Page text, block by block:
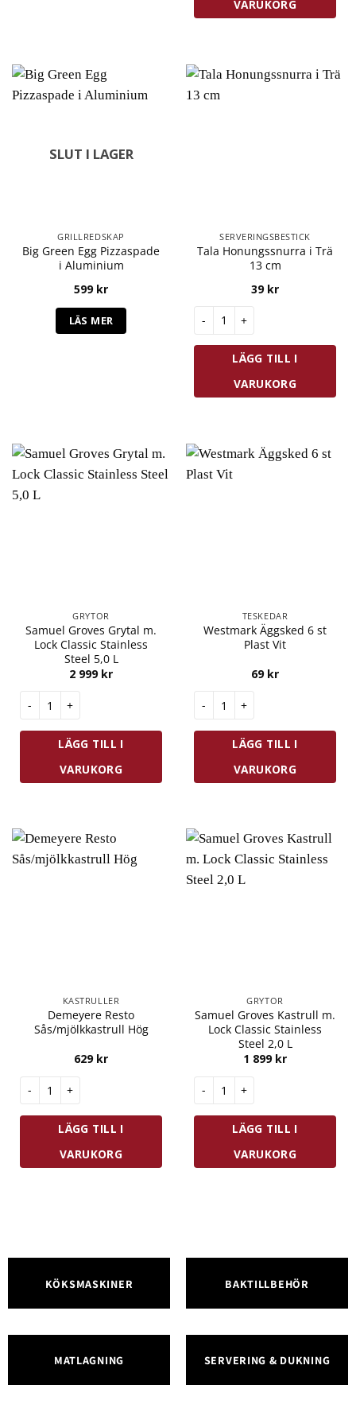
VARUKORG
SLUT I LAGER
GRILLREDSKAP
Big Green Egg Pizzaspade
i Aluminium
599 kr
LÄS MER
SERVERINGSBESTICK
Tala Honungssnurra i Trä
13 cm
39 kr
Tala Honungssnurra i Trä 13
LÄGG TILL I
VARUKORG
GRYTOR
Samuel Groves Grytal m.
Lock Classic Stainless
Steel 5,0 L
2 999 kr
LÄGG TILL I
VARUKORG
TESKEDAR
Westmark Äggsked 6 st
Plast Vit
69 kr
LÄGG TILL I
VARUKORG
KASTRULLER
Demeyere Resto
Sås/mjölkkastrull Hög
629 kr
LÄGG TILL I
VARUKORG
GRYTOR
Samuel Groves Kastrull m.
Lock Classic Stainless
Steel 2,0 L
1 899 kr
LÄGG TILL I
VARUKORG
KÖKSMASKINER BAKTILLBEHÖR
MATLAGNING SERVERING & DUKNING